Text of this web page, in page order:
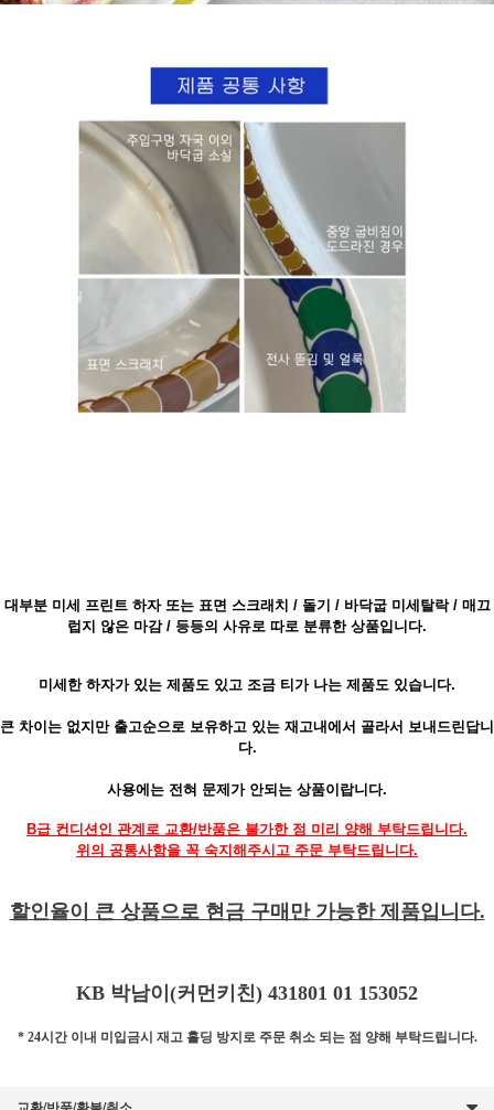
대부분 미세 프린트 하자 또는 표면 스크래치 / 돌기 / 바닥굽 미세탈락 / 매끄
럽지 않은 마감 / 등등의 사유로 따로 분류한 상품입니다.
미세한 하자가 있는 제품도 있고 조금 티가 나는 제품도 있습니다.
큰 차이는 없지만 출고순으로 보유하고 있는 재고내에서 골라서 보내드린답니
다.
사용에는 전혀 문제가 안되는 상품이랍니다.
B급 컨디션인 관계로 교환/반품은 불가한 점 미리 양해 부탁드립니다.
위의 공통사항을 꼭 숙지해주시고 주문 부탁드립니다.
할인율이 큰 상품으로 현금 구매만 가능한 제품입니다.
KB 박남이(커먼키친) 431801 01 153052
* 24시간 이내 미입금시 재고 홀딩 방지로 주문 취소 되는 점 양해 부탁드립니다.